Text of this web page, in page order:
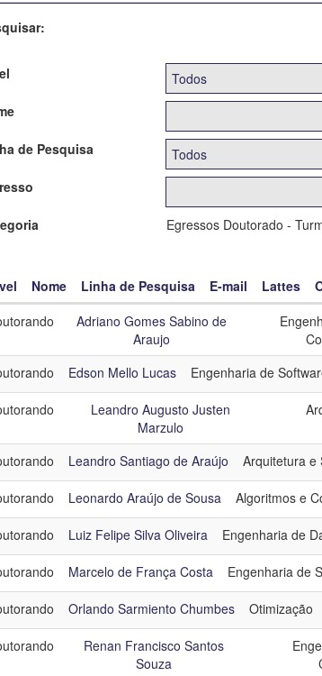
de Pesquisa
Egressos Doutorado -
Nome Linha de Pesquisa E-mail Lattes
Adriano Gomes Sabino de
Araujo
Edson Mello Lucas Engenharia de
Leandro Augusto Justen
Marzulo
Leandro Santiago de Araújo Arquitetura e
Leonardo Araújo de Sousa Algoritmos e
Luiz Felipe Silva Oliveira Engenharia de
Marcelo de França Costa Engenharia de
Orlando Sarmiento Chumbes Otimização
Renan Francisco Santos
Souza